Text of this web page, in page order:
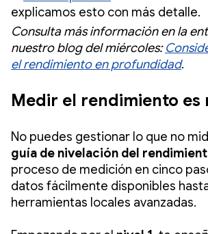
explicamos esto con más detalle.
Consulta más información en la
nuestro blog del miércoles:
el rendimiento en profundidad.
Medir el rendimiento es
No puedes gestionar lo que no
guía de nivelación del
proceso de medición en cinco
datos fácilmente disponibles
herramientas locales avanzadas.